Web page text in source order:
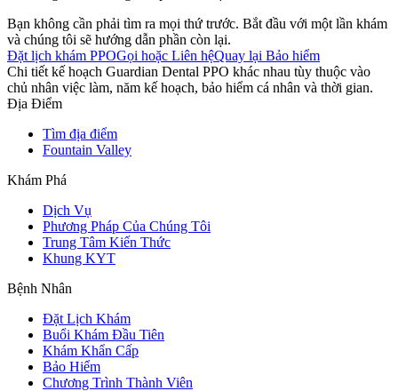
Bạn không cần phải tìm ra mọi thứ trước. Bắt đầu với một lần khám
và chúng tôi sẽ hướng dẫn phần còn lại.
Đặt lịch khám PPOGọi hoặc Liên hệQuay lại Bảo hiểm
Chi tiết kế hoạch Guardian Dental PPO khác nhau tùy thuộc vào
chủ nhân việc làm, năm kế hoạch, bảo hiểm cá nhân và thời gian.
Địa Điểm
Tìm địa điểm
Fountain Valley
Khám Phá
Dịch Vụ
Phương Pháp Của Chúng Tôi
Trung Tâm Kiến Thức
Khung KYT
Bệnh Nhân
Đặt Lịch Khám
Buổi Khám Đầu Tiên
Khám Khẩn Cấp
Bảo Hiểm
Chương Trình Thành Viên